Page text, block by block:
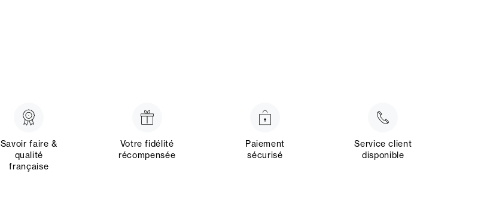
Savoir faire &
qualité
française
Votre fidélité
récompensée
Paiement
sécurisé
Service client
disponible